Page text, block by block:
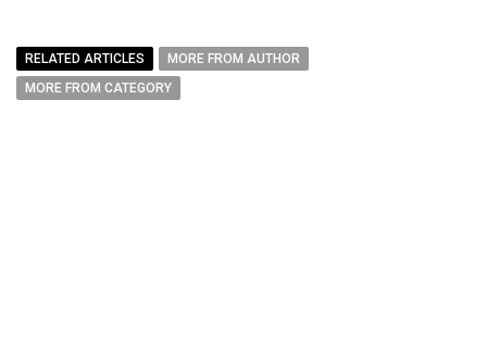
RELATED ARTICLES
MORE FROM AUTHOR
MORE FROM CATEGORY